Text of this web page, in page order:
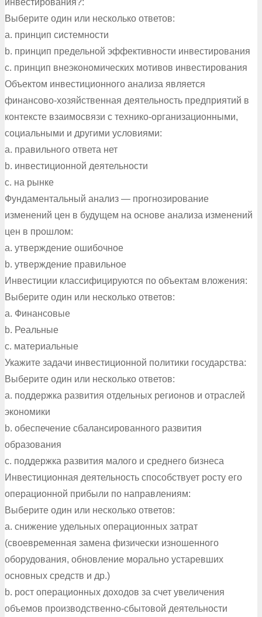
Выберите один или несколько ответов:
a. принцип системности
b. принцип предельной эффективности инвестирования
c. принцип внеэкономических мотивов инвестирования
Объектом инвестиционного анализа является
финансово-хозяйственная деятельность предприятий в
контексте взаимосвязи с технико-организационными,
социальными и другими условиями:
a. правильного ответа нет
b. инвестиционной деятельности
c. на рынке
Фундаментальный анализ — прогнозирование
изменений цен в будущем на основе анализа изменений
цен в прошлом:
a. утверждение ошибочное
b. утверждение правильное
Инвестиции классифицируются по объектам вложения:
Выберите один или несколько ответов:
a. Финансовые
b. Реальные
c. материальные
Укажите задачи инвестиционной политики государства:
Выберите один или несколько ответов:
a. поддержка развития отдельных регионов и отраслей
экономики
b. обеспечение сбалансированного развития
образования
c. поддержка развития малого и среднего бизнеса
Инвестиционная деятельность способствует росту его
операционной прибыли по направлениям:
Выберите один или несколько ответов:
a. снижение удельных операционных затрат
(своевременная замена физически изношенного
оборудования, обновление морально устаревших
основных средств и др.)
b. рост операционных доходов за счет увеличения
объемов производственно-сбытовой деятельности